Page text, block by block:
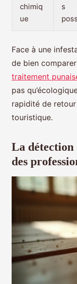
chimiq
ue
s
Face à une
de bien
traitement
pas
rapidité de
touristique.
La
des